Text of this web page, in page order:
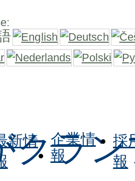
新情
企業情
報
採
報
クラ